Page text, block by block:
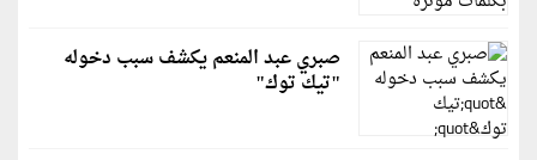
صبري عبد المنعم يكشف سبب دخوله
"تيك توك"